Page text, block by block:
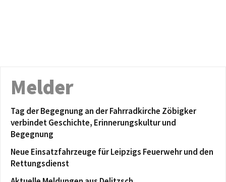
Melder
Tag der Begegnung an der Fahrradkirche Zöbigker
verbindet Geschichte, Erinnerungskultur und
Begegnung
Neue Einsatzfahrzeuge für Leipzigs Feuerwehr und den
Rettungsdienst